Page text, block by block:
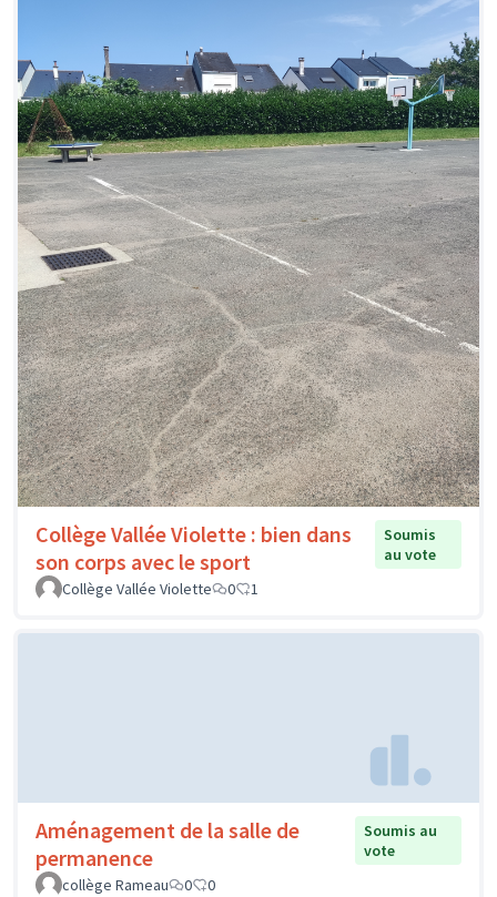
Collège Vallée Violette : bien dans
son corps avec le sport
Soumis
au vote
Collège Vallée Violette
0 1
Aménagement de la salle de
permanence
Soumis au
vote
collège Rameau
0 0